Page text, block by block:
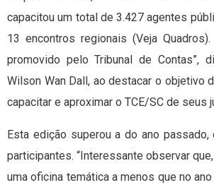
capacitou um total de 3.427 agentes
13 encontros regionais (Veja
promovido pelo Tribunal de Contas”,
Wilson Wan Dall, ao destacar o objetivo
capacitar e aproximar o TCE/SC de seus
Esta edição superou a do ano
participantes. “Interessante observar
uma oficina temática a menos que no